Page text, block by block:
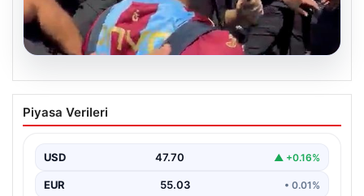
05.08.2026
Mohamed Salah’tan Tarihi İlk Üçlü
Başarı
önemli bir dönüm noktasına imza attı. Takımının
hücum…
Piyasa Verileri
USD 47.70 ▲ +0.16%
EUR 55.03 • 0.01%